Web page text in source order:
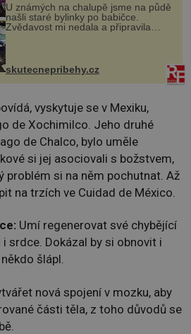
U známých na chalupě jsme na půdě
našli staré bylinky po babičce.
Zvědavost mi nedala a připravila
jsem si z nich lektvar… Zimní pobyt
na chalupě se pro mě vlastní vinou
změnil v děsivý zážitek, na kt...
skutecnepribehy.cz
vyskytuje se v Mexiku,
de Xochimilco. Jeho druhé
de Chalco, bylo uměle
si jej asociovali s božstvem,
problém si na něm pochutnat. Až
na trzích ve Cuidad de México.
Umí regenerovat své chybějící
srdce. Dokázal by si obnovit i
šlápl.
nová spojení v mozku, aby
části těla, z toho důvodů se